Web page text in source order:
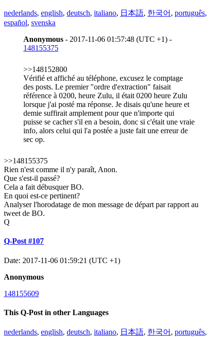
nederlands, english, deutsch, italiano, 日本語, 한국어 , português,
español, svenska
Anonymous - 2017-11-06 01:57:48 (UTC +1) -
148155375
>>148152800
Vérifié et affiché au téléphone, excusez le comptage
des posts. Le premier "ordre d'extraction" faisait
référence à 0200, heure Zulu, il était 0200 heure Zulu
lorsque j'ai posté ma réponse. Je disais qu'une heure et
demie suffirait amplement pour que n'importe qui
puisse se cacher s'il en a besoin, donc si c'était une vraie
info, alors celui qui l'a postée a juste fait une erreur de
sec op.
>>148155375
Rien n'est comme il n'y paraît, Anon.
Que s'est-il passé?
Cela a fait débusquer BO.
En quoi est-ce pertinent?
Analyser l'horodatage de mon message de départ par rapport au
tweet de BO.
Q
Q-Post #107
Date: 2017-11-06 01:59:21 (UTC +1)
Anonymous
148155609
This Q-Post in other Languages
nederlands, english, deutsch, italiano, 日本語, 한국어 , português,